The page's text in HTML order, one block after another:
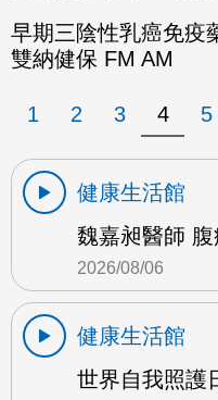
早期三陰性乳癌免疫
雙納健保 FM AM
1 2 3 4 5
健康生活館
魏嘉昶醫師
2026/08/06
健康生活館
世界自我照護